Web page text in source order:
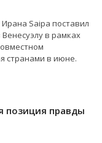
Saipa поставил
в рамках
странами в июне.
позиция правды